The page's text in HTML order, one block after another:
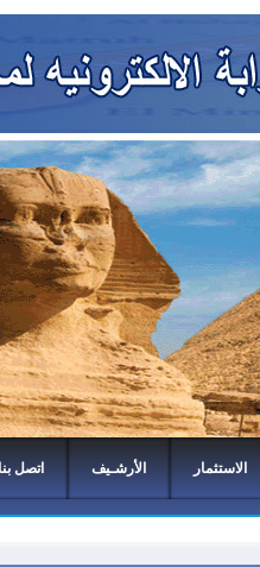
الاستثمار الأرشـيف اتصل بنا